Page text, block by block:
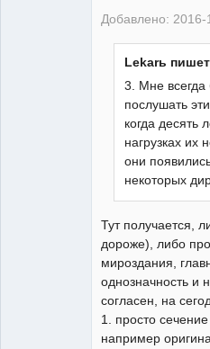
Добавлено: 2016-
Lekarь
3. Мне
послушать
когда десять
нагрузках их
они
некоторых
Тут получается,
дороже), либо
мироздания,
однозначность и
согласен, на
1. просто
например